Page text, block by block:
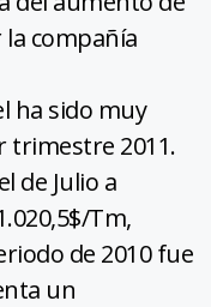
compañía
ha sido muy
trimestre 2011.
de Julio a
Tm,
de 2010 fue
un